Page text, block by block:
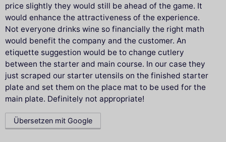
price slightly they would still be ahead of the game. It
would enhance the attractiveness of the experience.
Not everyone drinks wine so financially the right math
would benefit the company and the customer. An
etiquette suggestion would be to change cutlery
between the starter and main course. In our case they
just scraped our starter utensils on the finished starter
plate and set them on the place mat to be used for the
main plate. Definitely not appropriate!
Übersetzen mit Google